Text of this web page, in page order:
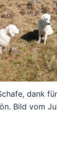
dank
Bild vom